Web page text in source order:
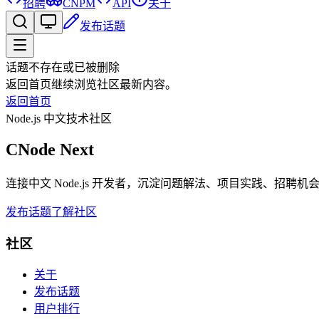
招聘 CNPM API
关于
发布话题
话题不存在或已被删除
返回首页继续浏览社区最新内容。
返回首页
Node.js 中文技术社区
CNode Next
连接中文 Node.js 开发者，沉淀问题解法、项目实践、招聘机会
发布话题了解社区
社区
关于
发布话题
用户排行